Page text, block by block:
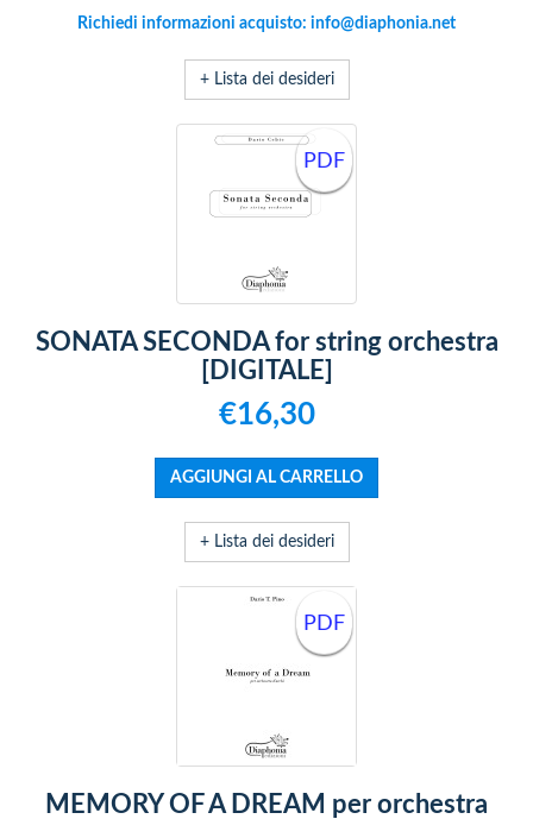
Richiedi informazioni acquisto: info@diaphonia.net
+ Lista dei desideri
PDF
SONATA SECONDA for string orchestra
[DIGITALE]
€16,30
+ Lista dei desideri
PDF
MEMORY OF A DREAM per orchestra